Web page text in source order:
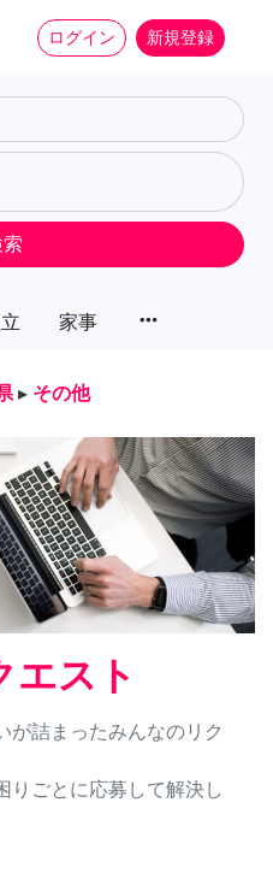
ログイン 新規登録
家事 more_horiz
▸ その他
エスト
が詰まったみんなのリク
りごとに応募して解決し